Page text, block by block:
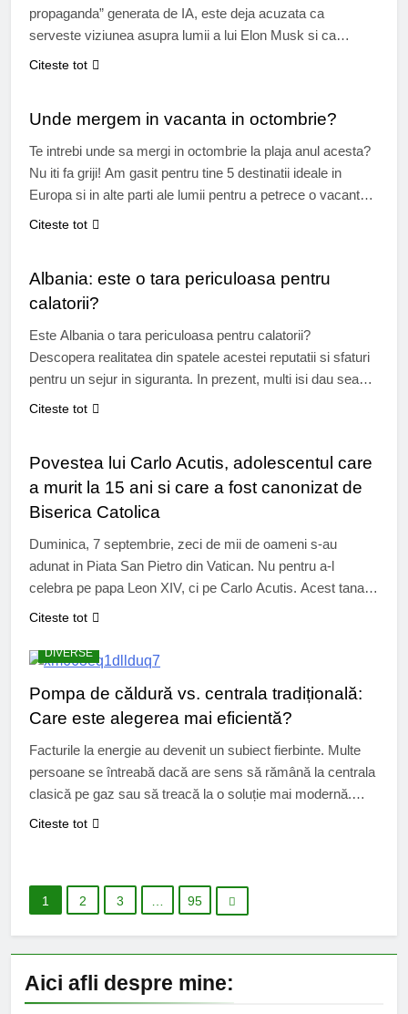
propaganda” generata de IA, este deja acuzata ca
serveste viziunea asupra lumii a lui Elon Musk si ca
jefuieste continutul celui pe care il critica. Elon Musk
considerand ca Wikipedia nu…
Citeste tot
Unde mergem in vacanta in octombrie?
Te intrebi unde sa mergi in octombrie la plaja anul acesta?
Nu iti fa griji! Am gasit pentru tine 5 destinatii ideale in
Europa si in alte parti ale lumii pentru a petrece o vacanta
superba in aceasta toamna. Luna octombrie este
Citeste tot
Albania: este o tara periculoasa pentru
calatorii?
Este Albania o tara periculoasa pentru calatorii?
Descopera realitatea din spatele acestei reputatii si sfaturi
pentru un sejur in siguranta. In prezent, multi isi dau seama
ca este oportun sa descopere Albania. Albania, tara din
domina lacuri cu…
Citeste tot
Povestea lui Carlo Acutis, adolescentul care
a murit la 15 ani si care a fost canonizat de
Biserica Catolica
Duminica, 7 septembrie, zeci de mii de oameni s-au
adunat in Piata San Pietro din Vatican. Nu pentru a-l
celebra pe papa Leon XIV, ci pe Carlo Acutis. Acest tanar
adolescent italian, decedat in 2006 la varsta de 15 ani, a
secolului XXI. Era pasionat de…
Citeste tot
DIVERSE
Pompa de căldură vs. centrala tradițională:
Care este alegerea mai eficientă?
Facturile la energie au devenit un subiect fierbinte. Multe
persoane se întreabă dacă are sens să rămână la centrala
clasică pe gaz sau să treacă la o soluție mai modernă.
Alegerea nu e doar despre bani, ci și despre confort,
Citeste tot
1 2 3 95
Aici afli despre mine: